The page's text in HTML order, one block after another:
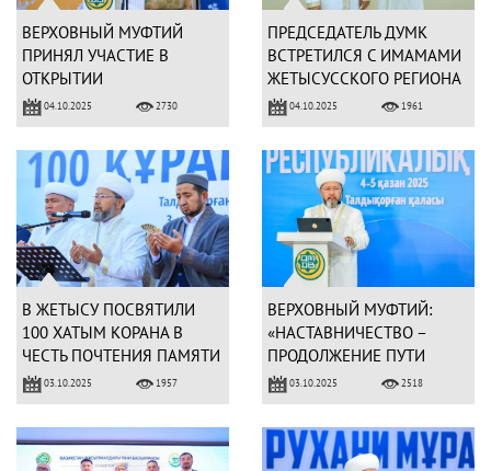
ВЕРХОВНЫЙ МУФТИЙ
ПРИНЯЛ УЧАСТИЕ В
ОТКРЫТИИ
РЕСПУБЛИКАНСКОГО
КОНКУРСА ЧТЕНИЯ
СВЯЩЕННОГО КОРАНА
04.10.2025 2730
ПРЕДСЕДАТЕЛЬ ДУМК
ВСТРЕТИЛСЯ С ИМАМАМИ
ЖЕТЫСУССКОГО РЕГИОНА
04.10.2025 1961
В ЖЕТЫСУ ПОСВЯТИЛИ
100 ХАТЫМ КОРАНА В
ЧЕСТЬ ПОЧТЕНИЯ ПАМЯТИ
ПРЕДКОВ
03.10.2025 1957
ВЕРХОВНЫЙ МУФТИЙ:
«НАСТАВНИЧЕСТВО –
ПРОДОЛЖЕНИЕ ПУТИ
ПРОРОКОВ»
03.10.2025 2518